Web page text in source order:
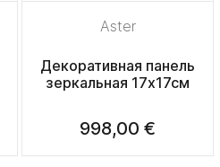
Aster
Декоративная панель
зеркальная 17х17см
998,00 €